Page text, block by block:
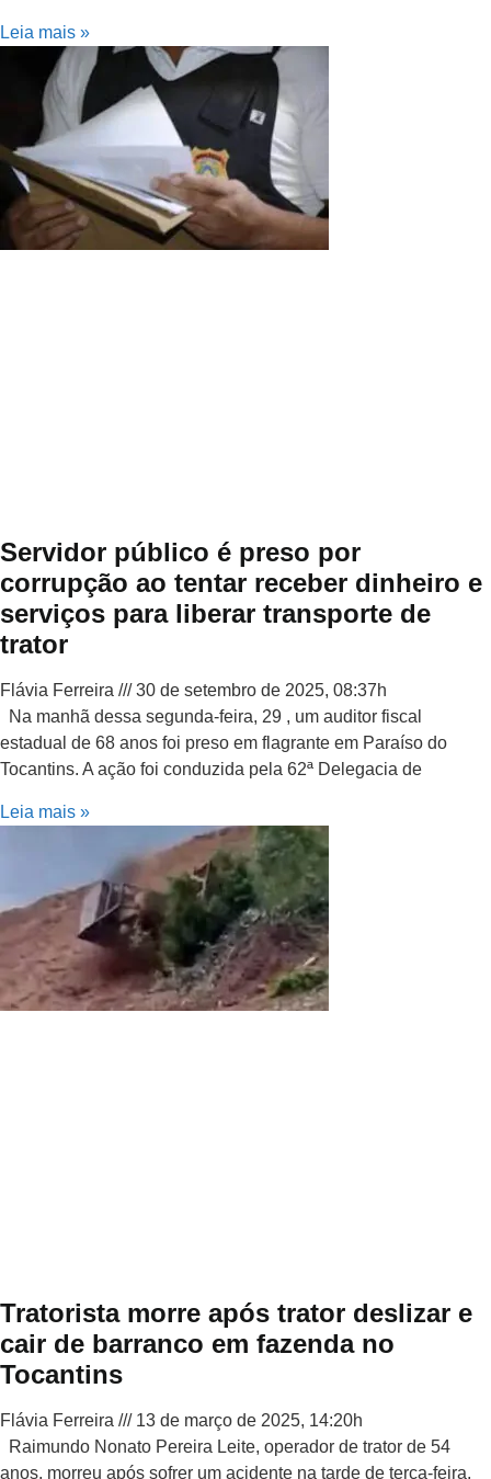
Leia mais »
Servidor público é preso por
corrupção ao tentar receber dinheiro e
serviços para liberar transporte de
trator
Flávia Ferreira
30 de setembro de 2025, 08:37h
Na manhã dessa segunda-feira, 29 , um auditor fiscal
estadual de 68 anos foi preso em flagrante em Paraíso do
Tocantins. A ação foi conduzida pela 62ª Delegacia de
Leia mais »
Tratorista morre após trator deslizar e
cair de barranco em fazenda no
Tocantins
Flávia Ferreira
13 de março de 2025, 14:20h
Raimundo Nonato Pereira Leite, operador de trator de 54
anos, morreu após sofrer um acidente na tarde de terça-feira,